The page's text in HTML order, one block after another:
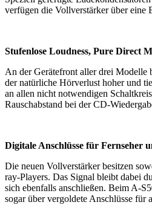
verfügen die Vollverstärker über eine
Stufenlose Loudness, Pure Direct
An der Gerätefront aller drei Modelle
der natürliche Hörverlust hoher und
an allen nicht notwendigen
Rauschabstand bei der CD-
Digitale Anschlüsse für Fernseher
Die neuen Vollverstärker besitzen
ray-Players. Das Signal bleibt dabei
sich ebenfalls anschließen. Beim A-
sogar über vergoldete Anschlüsse für